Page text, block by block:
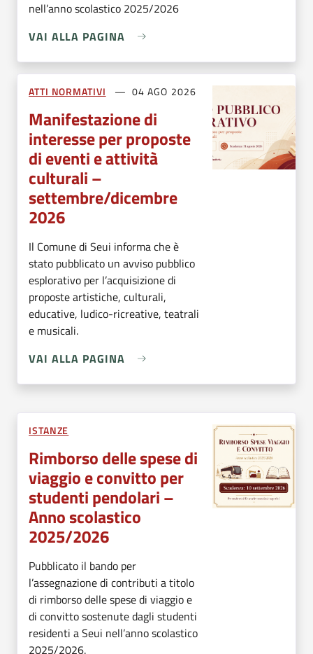
nell’anno scolastico 2025/2026
VAI ALLA PAGINA
ATTI NORMATIVI 04 AGO 2026
Manifestazione di
interesse per proposte
di eventi e attività
culturali –
settembre/dicembre
2026
Il Comune di Seui informa che è
stato pubblicato un avviso pubblico
esplorativo per l’acquisizione di
proposte artistiche, culturali,
educative, ludico-ricreative, teatrali
e musicali.
VAI ALLA PAGINA
ISTANZE
Rimborso delle spese di
viaggio e convitto per
studenti pendolari –
Anno scolastico
2025/2026
Pubblicato il bando per
l’assegnazione di contributi a titolo
di rimborso delle spese di viaggio e
di convitto sostenute dagli studenti
residenti a Seui nell’anno scolastico
2025/2026.